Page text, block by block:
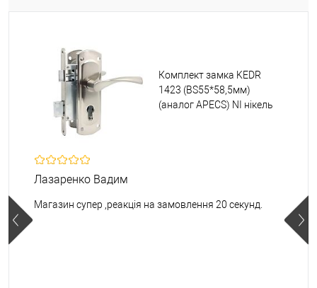
Комплект замка KEDR
1423 (BS55*58,5мм)
(аналог APECS) NI нікель
Лазаренко Вадим
Магазин супер ,реакція на замовлення 20 секунд.